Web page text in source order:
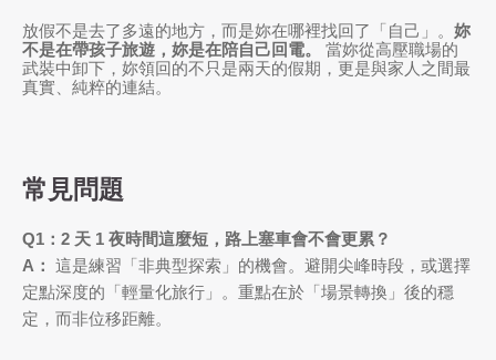
放假不是去了多遠的地方，而是妳在哪裡找回了「自己」。 妳
不是在帶孩子旅遊，妳是在陪自己回電。
當妳從高壓職場的
武裝中卸下，妳領回的不只是兩天的假期，更是與家人之間最
真實、純粹的連結。
常見問題
Q1：2 天 1 夜時間這麼短，路上塞車會不會更累？
A： 這是練習「非典型探索」的機會。避開尖峰時段，或選擇
定點深度的「輕量化旅行」。重點在於「場景轉換」後的穩
定，而非位移距離。